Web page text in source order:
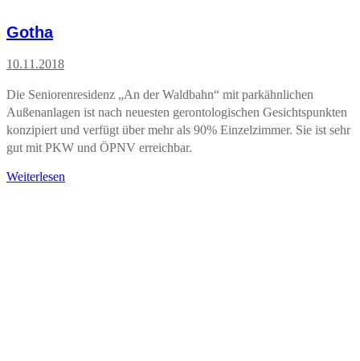
Gotha
10.11.2018
Die Seniorenresidenz „An der Waldbahn“ mit parkähnlichen
Außenanlagen ist nach neuesten gerontologischen Gesichtspunkten
konzipiert und verfügt über mehr als 90% Einzelzimmer. Sie ist sehr
gut mit PKW und ÖPNV erreichbar.
Weiterlesen